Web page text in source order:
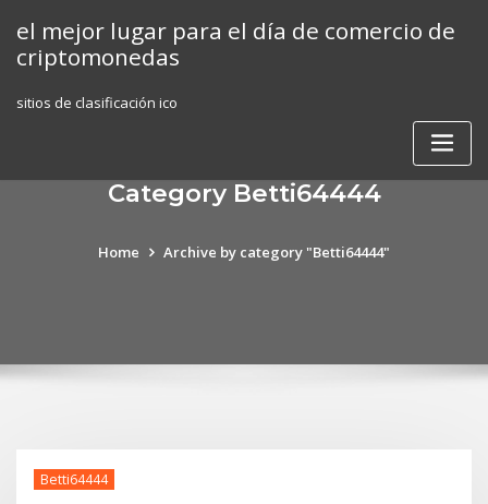
content
el mejor lugar para el día de comercio de
criptomonedas
sitios de clasificación ico
Category Betti64444
Home Archive by category "Betti64444"
Betti64444